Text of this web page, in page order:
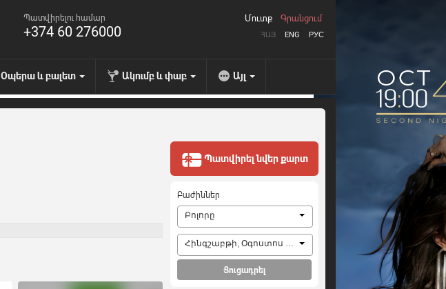
Պատվիրելու համար
+374 60 276000 ՀԱՅ ENG РУС
Մուտք Գրանցում
Օպերա և բալետ Ակումբ և փաբ Այլ
Պատվիրել նվեր քարտ
Բաժիններ
Բոլորը
Հինգշաբթի, Օգոստոս 6, 2026
Ցուցադրել